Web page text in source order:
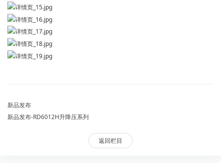
新品发布
新品发布-RD6012H升降压系列
返回栏目